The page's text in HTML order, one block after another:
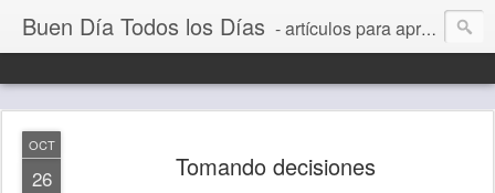
Buen Día Todos los Días - artículos para aprender a vivir mejor, un día a la vez. Por Juan C Quintero
OCT
26 Tomando decisiones